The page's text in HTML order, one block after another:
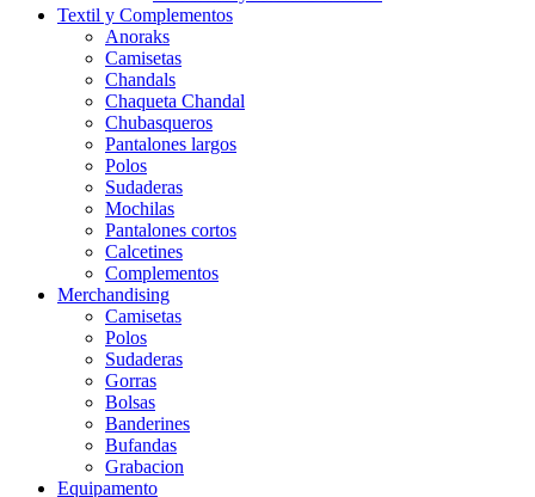
Textil y Complementos
Anoraks
Camisetas
Chandals
Chaqueta Chandal
Chubasqueros
Pantalones largos
Polos
Sudaderas
Mochilas
Pantalones cortos
Calcetines
Complementos
Merchandising
Camisetas
Polos
Sudaderas
Gorras
Bolsas
Banderines
Bufandas
Grabacion
Equipamento